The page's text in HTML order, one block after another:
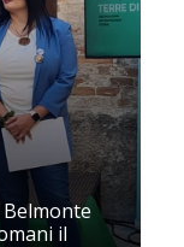
il